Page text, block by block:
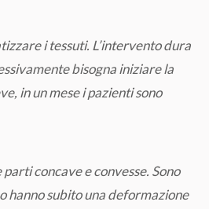
i tessuti. L’intervento dura
bisogna iniziare la
in un mese i pazienti sono
concave e convesse. Sono
hanno subito una deformazione